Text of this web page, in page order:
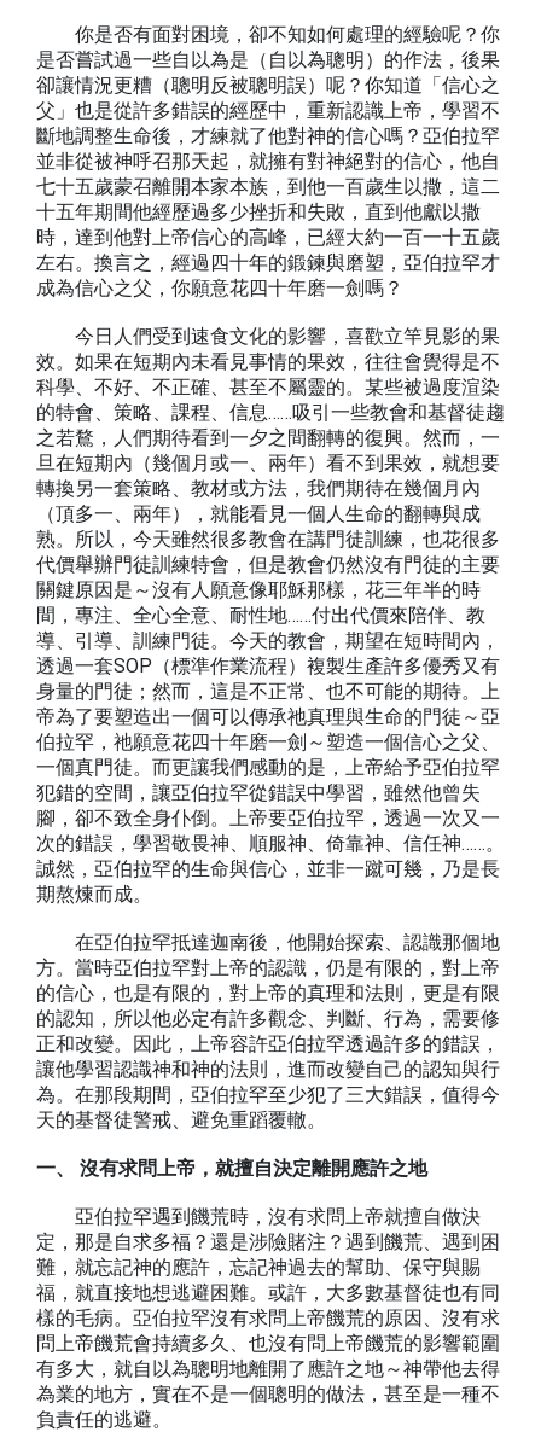
你是否有面對困境，卻不知如何處理的經驗呢？你
是否嘗試過一些自以為是（自以為聰明）的作法，後果
卻讓情況更糟（聰明反被聰明誤）呢？你知道「信心之
父」也是從許多錯誤的經歷中，重新認識上帝，學習不
斷地調整生命後，才練就了他對神的信心嗎？亞伯拉罕
並非從被神呼召那天起，就擁有對神絕對的信心，他自
七十五歲蒙召離開本家本族，到他一百歲生以撒，這二
十五年期間他經歷過多少挫折和失敗，直到他獻以撒
時，達到他對上帝信心的高峰，已經大約一百一十五歲
左右。換言之，經過四十年的鍛鍊與磨塑，亞伯拉罕才
成為信心之父，你願意花四十年磨一劍嗎？
今日人們受到速食文化的影響，喜歡立竿見影的果
效。如果在短期內未看見事情的果效，往往會覺得是不
科學、不好、不正確、甚至不屬靈的。某些被過度渲染
的特會、策略、課程、信息……吸引一些教會和基督徒趨
之若鶩，人們期待看到一夕之間翻轉的復興。然而，一
旦在短期內（幾個月或一、兩年）看不到果效，就想要
轉換另一套策略、教材或方法，我們期待在幾個月內
（頂多一、兩年），就能看見一個人生命的翻轉與成
熟。所以，今天雖然很多教會在講門徒訓練，也花很多
代價舉辦門徒訓練特會，但是教會仍然沒有門徒的主要
關鍵原因是～沒有人願意像耶穌那樣，花三年半的時
間，專注、全心全意、耐性地……付出代價來陪伴、教
導、引導、訓練門徒。今天的教會，期望在短時間內，
透過一套SOP（標準作業流程）複製生產許多優秀又有
身量的門徒；然而，這是不正常、也不可能的期待。上
帝為了要塑造出一個可以傳承祂真理與生命的門徒～亞
伯拉罕，祂願意花四十年磨一劍～塑造一個信心之父、
一個真門徒。而更讓我們感動的是，上帝給予亞伯拉罕
犯錯的空間，讓亞伯拉罕從錯誤中學習，雖然他曾失
腳，卻不致全身仆倒。上帝要亞伯拉罕，透過一次又一
次的錯誤，學習敬畏神、順服神、倚靠神、信任神……。
誠然，亞伯拉罕的生命與信心，並非一蹴可幾，乃是長
期熬煉而成。
在亞伯拉罕抵達迦南後，他開始探索、認識那個地
方。當時亞伯拉罕對上帝的認識，仍是有限的，對上帝
的信心，也是有限的，對上帝的真理和法則，更是有限
的認知，所以他必定有許多觀念、判斷、行為，需要修
正和改變。因此，上帝容許亞伯拉罕透過許多的錯誤，
讓他學習認識神和神的法則，進而改變自己的認知與行
為。在那段期間，亞伯拉罕至少犯了三大錯誤，值得今
天的基督徒警戒、避免重蹈覆轍。
一、 沒有求問上帝，就擅自決定離開應許之地
亞伯拉罕遇到饑荒時，沒有求問上帝就擅自做決
定，那是自求多福？還是涉險賭注？遇到饑荒、遇到困
難，就忘記神的應許，忘記神過去的幫助、保守與賜
福，就直接地想逃避困難。或許，大多數基督徒也有同
樣的毛病。亞伯拉罕沒有求問上帝饑荒的原因、沒有求
問上帝饑荒會持續多久、也沒有問上帝饑荒的影響範圍
有多大，就自以為聰明地離開了應許之地～神帶他去得
為業的地方，實在不是一個聰明的做法，甚至是一種不
負責任的逃避。